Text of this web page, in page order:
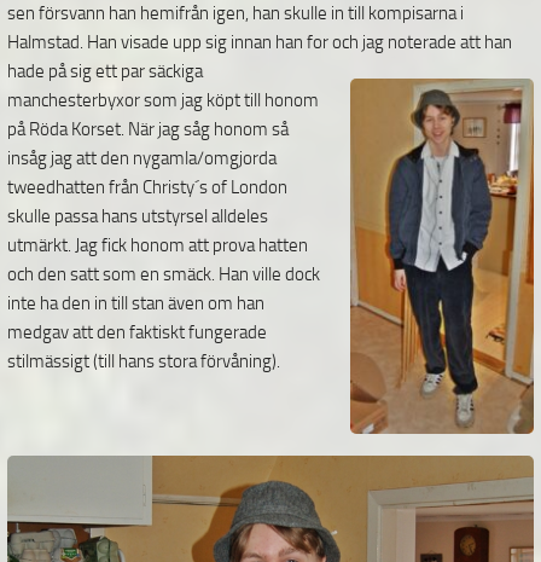
sen försvann han hemifrån igen, han skulle in till kompisarna i
Halmstad. Han visade upp sig innan han for och jag noterade att han
hade på sig ett par säckiga
manchesterbyxor som jag köpt till honom
på Röda Korset. När jag såg honom så
insåg jag att den nygamla/omgjorda
tweedhatten från Christy´s of London
skulle passa hans utstyrsel alldeles
utmärkt. Jag fick honom att prova hatten
och den satt som en smäck. Han ville dock
inte ha den in till stan även om han
medgav att den faktiskt fungerade
stilmässigt (till hans stora förvåning).